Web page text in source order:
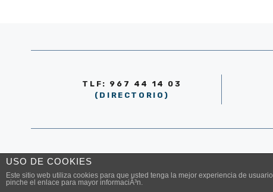
TLF: 967 44 14 03
(DIRECTORIO)
© AYUNTAMIENTO DE LA RODA 2026
USO DE COOKIES
Este sitio web utiliza cookies para que usted tenga la mejor experiencia de
pinche el enlace para mayor informaciÃ³n.